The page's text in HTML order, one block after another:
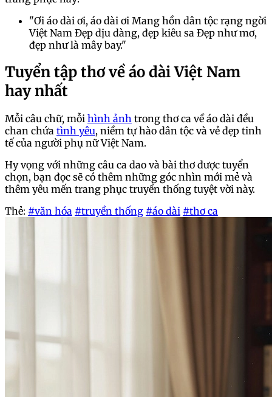
"Ơi áo dài ơi, áo dài ơi Mang hồn dân tộc rạng ngời
Việt Nam Đẹp dịu dàng, đẹp kiêu sa Đẹp như mơ,
đẹp như là mây bay."
Tuyển tập thơ về áo dài Việt Nam
hay nhất
Mỗi câu chữ, mỗi hình ảnh trong thơ ca về áo dài đều
chan chứa tình yêu, niềm tự hào dân tộc và vẻ đẹp tinh
tế của người phụ nữ Việt Nam.
Hy vọng với những câu ca dao và bài thơ được tuyển
chọn, bạn đọc sẽ có thêm những góc nhìn mới mẻ và
thêm yêu mến trang phục truyền thống tuyệt vời này.
Thẻ: #văn hóa #truyền thống #áo dài #thơ ca